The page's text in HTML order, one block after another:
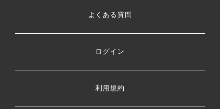
よくある質問
ログイン
利用規約